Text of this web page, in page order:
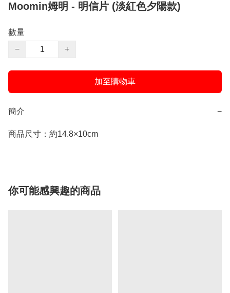
Moomin姆明 - 明信片 (淡紅色夕陽款)
數量
−
+
加至購物車
簡介 −
商品尺寸：約14.8×10cm
你可能感興趣的商品